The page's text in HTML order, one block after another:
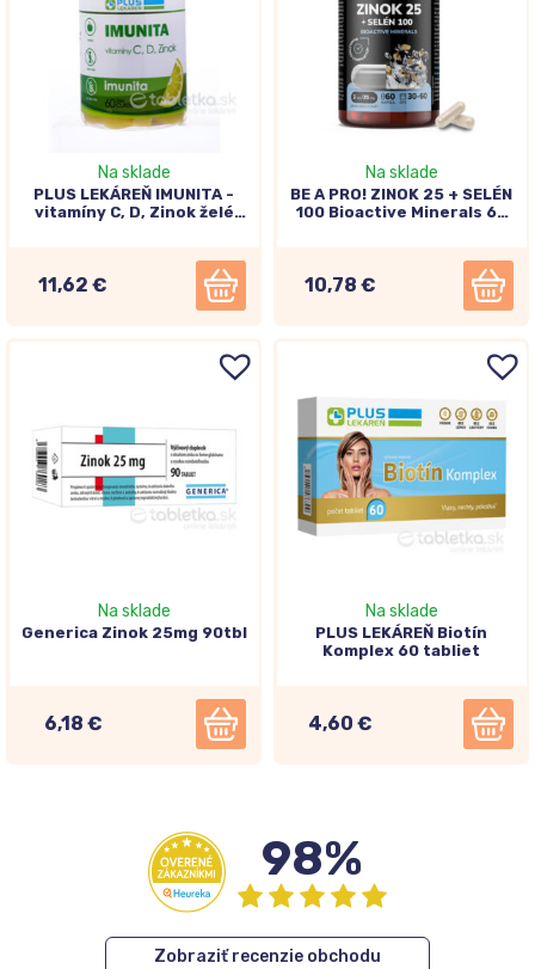
Na sklade
PLUS LEKÁREŇ IMUNITA -
vitamíny C, D, Zinok želé
11,62 €
Na sklade
BE A PRO! ZINOK 25 + SELÉN
100 Bioactive Minerals 60
10,78 €
Na sklade
Generica Zinok 25mg 90tbl
6,18 €
Na sklade
PLUS LEKÁREŇ Biotín
Komplex 60 tabliet
4,60 €
98%
Zobraziť recenzie obchodu